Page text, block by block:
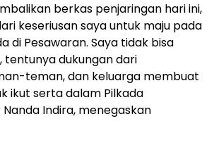
berkas penjaringan hari ini,
keseriusan saya untuk maju pada
di Pesawaran. Saya tidak bisa
tentunya dukungan dari
teman, dan keluarga membuat
ikut serta dalam Pilkada
Nanda Indira, menegaskan